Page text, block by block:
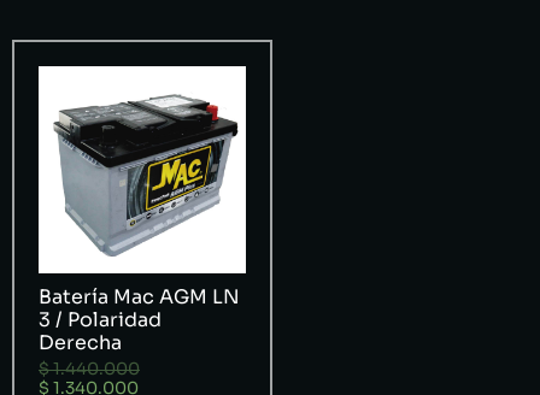
Batería Mac AGM LN
3 / Polaridad
Derecha
$1.440.000
$ 1.340.000